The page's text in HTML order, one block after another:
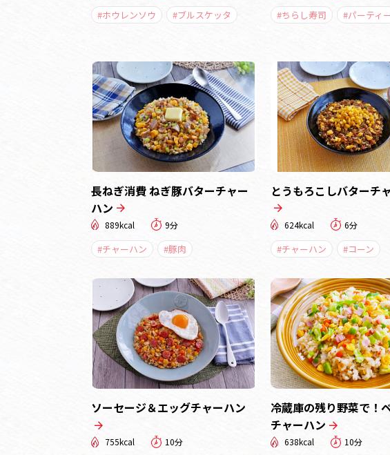
#ホウレンソウ #ブルスケッタ #ちらし寿司 #パーティ
長ねぎ消費 ねぎ豚バターチャー
ハン
889kcal 9分
#チャーハン #豚肉
とうもろこしバターチ
624kcal 6分
#チャーハン #コーン
ソーセージ＆エッグチャーハン
755kcal 10分
冷蔵庫の残り野菜で！
チャーハン
638kcal 10分